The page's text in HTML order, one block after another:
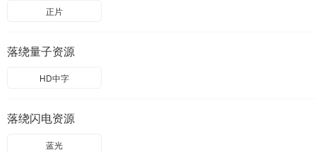
正片
落绕量子资源
HD中字
落绕闪电资源
蓝光